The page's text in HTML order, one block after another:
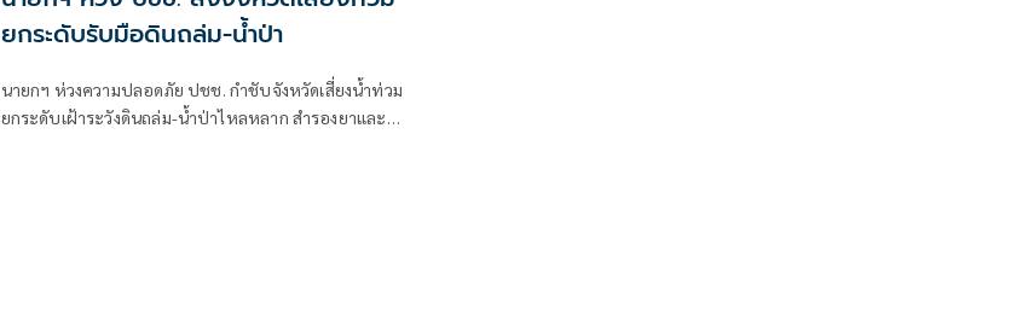
ยกระดับรับมือดินถล่ม-น้ำป่า
นายกฯ ห่วงความปลอดภัย ปชช. กำชับจังหวัดเสี่ยงน้ำท่วม
ยกระดับเฝ้าระวังดินถล่ม-น้ำป่าไหลหลาก สำรองยาและ